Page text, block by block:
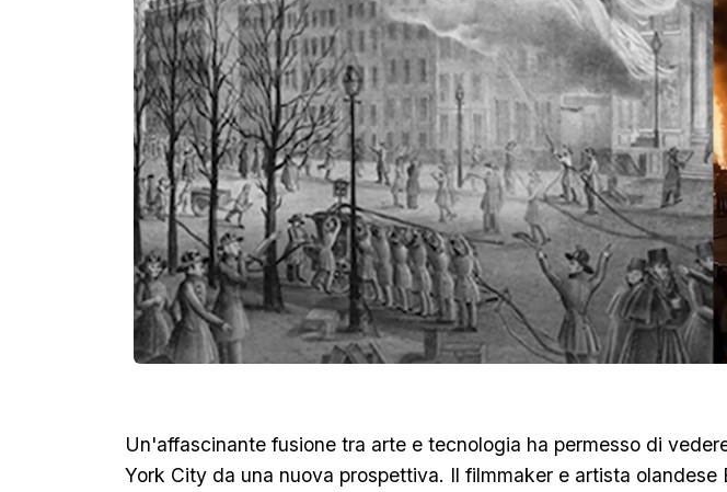
Un'affascinante fusione tra arte e tecnologia ha permesso di
York City da una nuova prospettiva. Il filmmaker e artista olandese